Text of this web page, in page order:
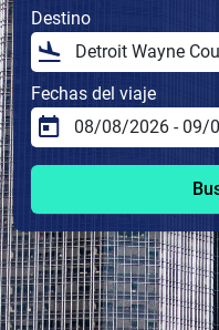
Destino
Fechas del viaje